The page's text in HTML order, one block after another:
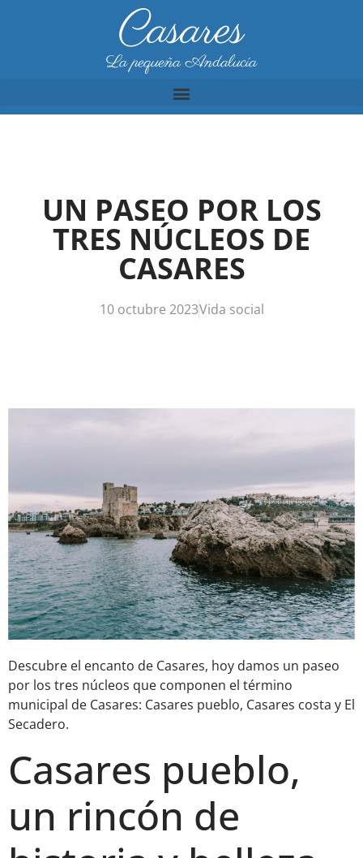
Casares
La pequeña Andalucía
UN PASEO POR LOS
TRES NÚCLEOS DE
CASARES
10 octubre 2023Vida social
Descubre el encanto de Casares, hoy damos un paseo
por los tres núcleos que componen el término
municipal de Casares: Casares pueblo, Casares costa y El
Secadero.
Casares pueblo,
un rincón de